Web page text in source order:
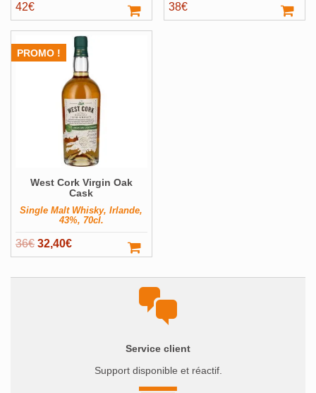
42€ 38€
PROMO !
West Cork Virgin Oak
Cask
Single Malt Whisky, Irlande,
43%, 70cl.
36€ Le
prix
initial
32,40€Le
prix
actuel
Service client
Support disponible et réactif.